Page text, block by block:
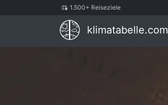
1.500+ Reiseziele
klimatabelle.com